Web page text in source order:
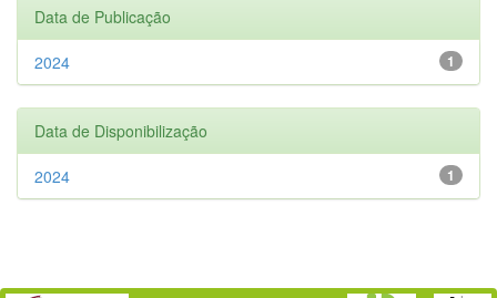
Data de Publicação
1
2024
Data de Disponibilização
1
2024